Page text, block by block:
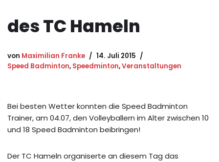
des TC Hameln
von Maximilian Franke
14. Juli 2015
Speed Badminton, Speedminton,Veranstaltungen
Bei besten Wetter konnten die Speed Badminton
Trainer, am 04.07, den Volleyballern im Alter zwischen 10
und 18 Speed Badminton beibringen!
Der TC Hameln organiserte an diesem Tag das